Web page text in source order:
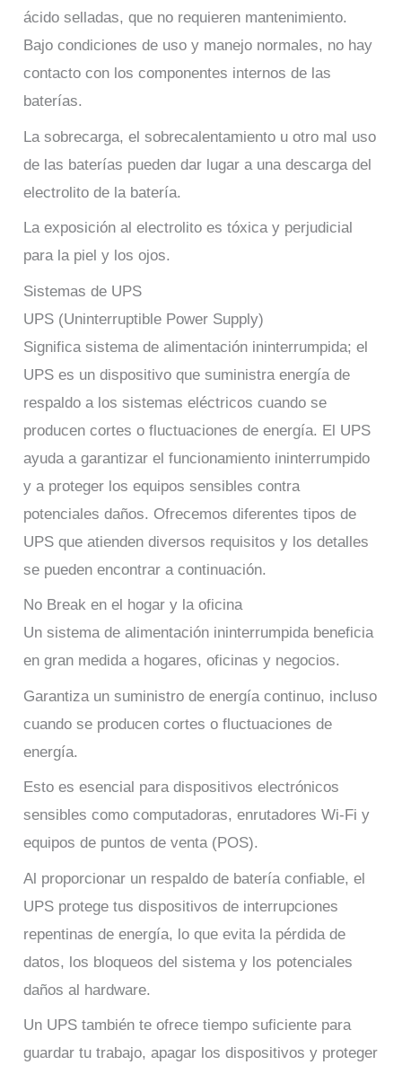
ácido selladas, que no requieren mantenimiento.
Bajo condiciones de uso y manejo normales, no hay
contacto con los componentes internos de las
baterías.
La sobrecarga, el sobrecalentamiento u otro mal uso
de las baterías pueden dar lugar a una descarga del
electrolito de la batería.
La exposición al electrolito es tóxica y perjudicial
para la piel y los ojos.
Sistemas de UPS
UPS (Uninterruptible Power Supply)
Significa sistema de alimentación ininterrumpida; el
UPS es un dispositivo que suministra energía de
respaldo a los sistemas eléctricos cuando se
producen cortes o fluctuaciones de energía. El UPS
ayuda a garantizar el funcionamiento ininterrumpido
y a proteger los equipos sensibles contra
potenciales daños. Ofrecemos diferentes tipos de
UPS que atienden diversos requisitos y los detalles
se pueden encontrar a continuación.
No Break en el hogar y la oficina
Un sistema de alimentación ininterrumpida beneficia
en gran medida a hogares, oficinas y negocios.
Garantiza un suministro de energía continuo, incluso
cuando se producen cortes o fluctuaciones de
energía.
Esto es esencial para dispositivos electrónicos
sensibles como computadoras, enrutadores Wi-Fi y
equipos de puntos de venta (POS).
Al proporcionar un respaldo de batería confiable, el
UPS protege tus dispositivos de interrupciones
repentinas de energía, lo que evita la pérdida de
datos, los bloqueos del sistema y los potenciales
daños al hardware.
Un UPS también te ofrece tiempo suficiente para
guardar tu trabajo, apagar los dispositivos y proteger